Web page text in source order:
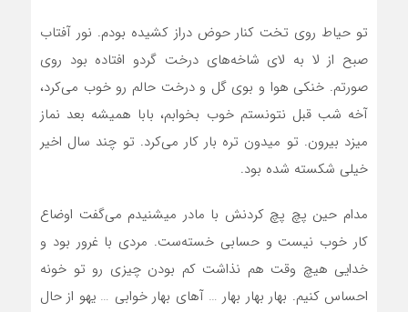
تو حیاط روی تخت کنار حوض دراز کشیده بودم. نور آفتاب
صبح از لا به لای شاخه‌های درخت گردو افتاده بود روی
صورتم. خنکی هوا و بوی گل و درخت حالم رو خوب می‌کرد،
آخه شب قبل نتونستم خوب بخوابم، بابا همیشه بعد نماز
میزد بیرون. تو میدون تره بار کار می‌کرد. تو چند سال اخیر
خیلی شکسته شده بود.
مدام حین پچ پچ کردنش با مادر میشنیدم می‌گفت اوضاع
کار خوب نیست و حسابی خسته‌ست. مردی با غرور بود و
خدایی هیچ وقت هم نذاشت کم بودن چیزی رو تو خونه
احساس کنیم. بهار بهار بهار … آهای بهار خوابی … یهو از حال